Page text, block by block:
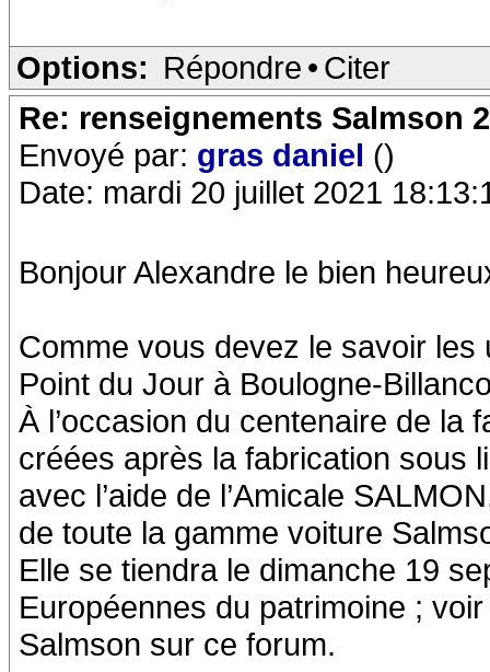
Options: Répondre • Citer
Re: renseignements Salmson
Envoyé par: gras daniel ()
Date: mardi 20 juillet 2021
Bonjour Alexandre le bien
Comme vous devez le savoir
Point du Jour à Boulogne-
À l’occasion du centenaire de la
créées après la fabrication sous
avec l’aide de l’Amicale
de toute la gamme voiture
Elle se tiendra le dimanche 19
Européennes du patrimoine ;
Salmson sur ce forum.